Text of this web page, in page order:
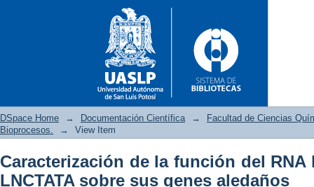
Caracterización de la
DSpace Home → Documentación Científica →
Facultad de Ciencias
Bioprocesos.
→ View Item
Caracterización de la función del
LNCTATA sobre sus genes aledaños